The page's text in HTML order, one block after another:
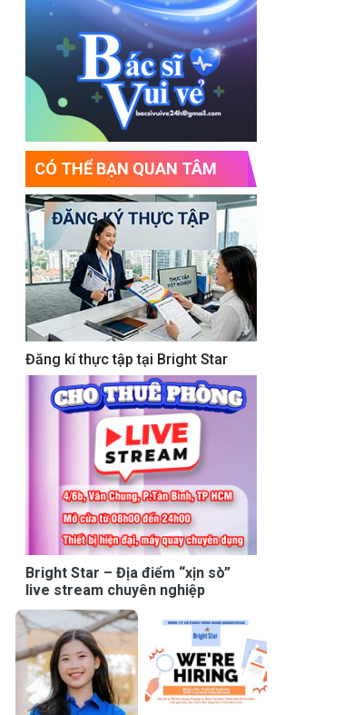
CÓ THỂ BẠN QUAN TÂM
Đăng kí thực tập tại Bright Star
Bright Star – Địa điểm “xịn sò”
live stream chuyên nghiệp